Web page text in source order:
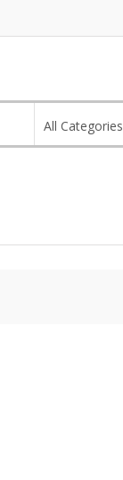
All Categories